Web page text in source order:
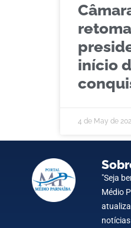
início
4 de May de
"Seja
Médio